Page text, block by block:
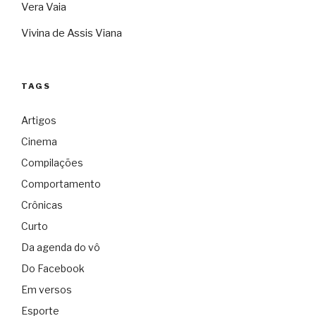
Vera Vaia
Vivina de Assis Viana
TAGS
Artigos
Cinema
Compilações
Comportamento
Crônicas
Curto
Da agenda do vô
Do Facebook
Em versos
Esporte